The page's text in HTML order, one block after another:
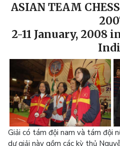
ASIAN TEAM
2-11 January, 2008
Giải có tám đội nam và tám đội
dự giải này gồm các kỳ thủ